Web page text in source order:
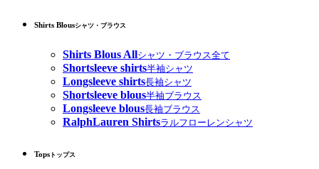
Shirts Blousシャツ・ブラウス
Shirts Blous Allシャツ・ブラウス全て
Shortsleeve shirts半袖シャツ
Longsleeve shirts長袖シャツ
Shortsleeve blous半袖ブラウス
Longsleeve blous長袖ブラウス
RalphLauren Shirtsラルフローレンシャツ
Tops トップス